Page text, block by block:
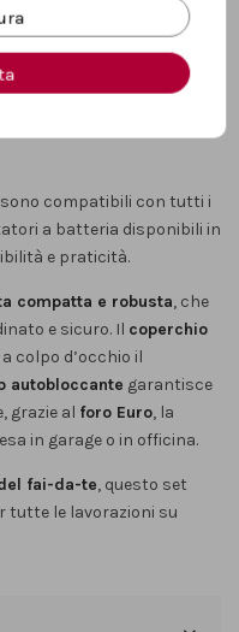
l’utilizzo.
2 / 3 / 4 / 5 / 6 / 8 mm ),
sono compatibili con tutti i
a batteria disponibili in
e praticità.
compatta e robusta, che
e sicuro. Il coperchio
colpo d’occhio il
autobloccante garantisce
grazie al foro Euro, la
in garage o in officina.
fai-da-te, questo set
tutte le lavorazioni su